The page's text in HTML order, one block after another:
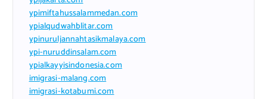
ypimiftahussalammedan.com
ypialqudwahblitar.com
ypinuruljannahtasikmalaya.com
ypi-nuruddinsalam.com
ypialkayyisindonesia.com
imigrasi-malang.com
imigrasi-kotabumi.com